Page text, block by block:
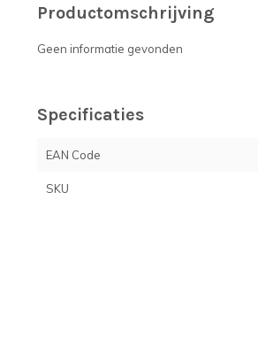
Productomschrijving
Geen informatie gevonden
Specificaties
EAN Code
SKU